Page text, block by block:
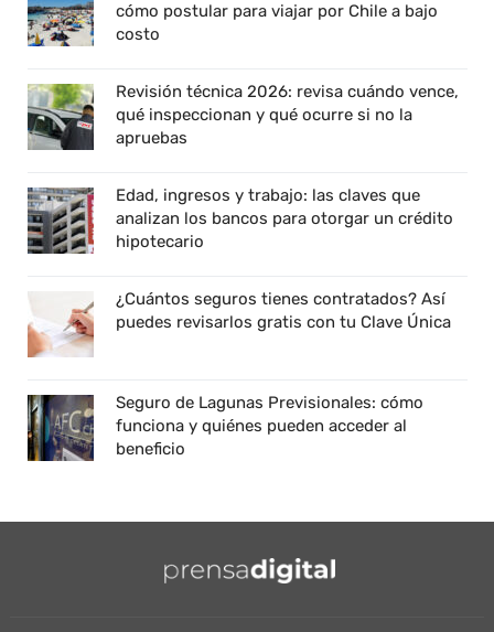
cómo postular para viajar por Chile a bajo
costo
Revisión técnica 2026: revisa cuándo vence,
qué inspeccionan y qué ocurre si no la
apruebas
Edad, ingresos y trabajo: las claves que
analizan los bancos para otorgar un crédito
hipotecario
¿Cuántos seguros tienes contratados? Así
puedes revisarlos gratis con tu Clave Única
Seguro de Lagunas Previsionales: cómo
funciona y quiénes pueden acceder al
beneficio